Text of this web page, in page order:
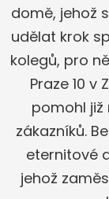
domě, jehož
udělat krok
kolegů, pro
Praze 10
pomohl již
zákazníků.
eternitové
jehož